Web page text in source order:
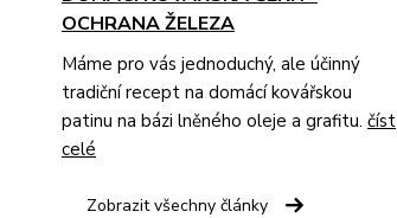
OCHRANA ŽELEZA
Máme pro vás jednoduchý, ale účinný
tradiční recept na domácí kovářskou
patinu na bázi lněného oleje a grafitu. číst
celé
Zobrazit všechny články